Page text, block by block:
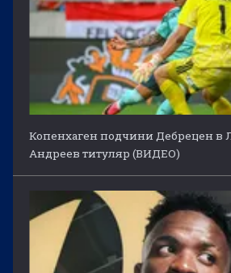
Копенхаген подчини Дебрецен в
Андреев титуляр (ВИДЕО)